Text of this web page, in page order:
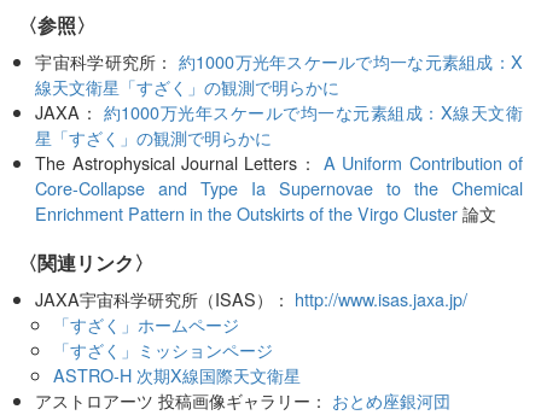
〈参照〉
宇宙科学研究所： 約1000万光年スケールで均一な元素組成：X
線天文衛星「すざく」の観測で明らかに
JAXA： 約1000万光年スケールで均一な元素組成：X線天文衛
星「すざく」の観測で明らかに
The Astrophysical Journal Letters：A Uniform Contribution of
Core-Collapse and Type Ia Supernovae to the Chemical
Enrichment Pattern in the Outskirts of the Virgo Cluster論文
〈関連リンク〉
JAXA宇宙科学研究所（ISAS）： http://www.isas.jaxa.jp/
「すざく」ホームページ
「すざく」ミッションページ
ASTRO-H 次期X線国際天文衛星
アストロアーツ 投稿画像ギャラリー： おとめ座銀河団